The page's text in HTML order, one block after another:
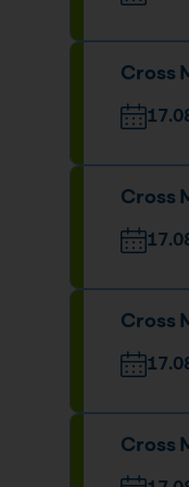
Cross
Cross
Berner
Cross
Cross